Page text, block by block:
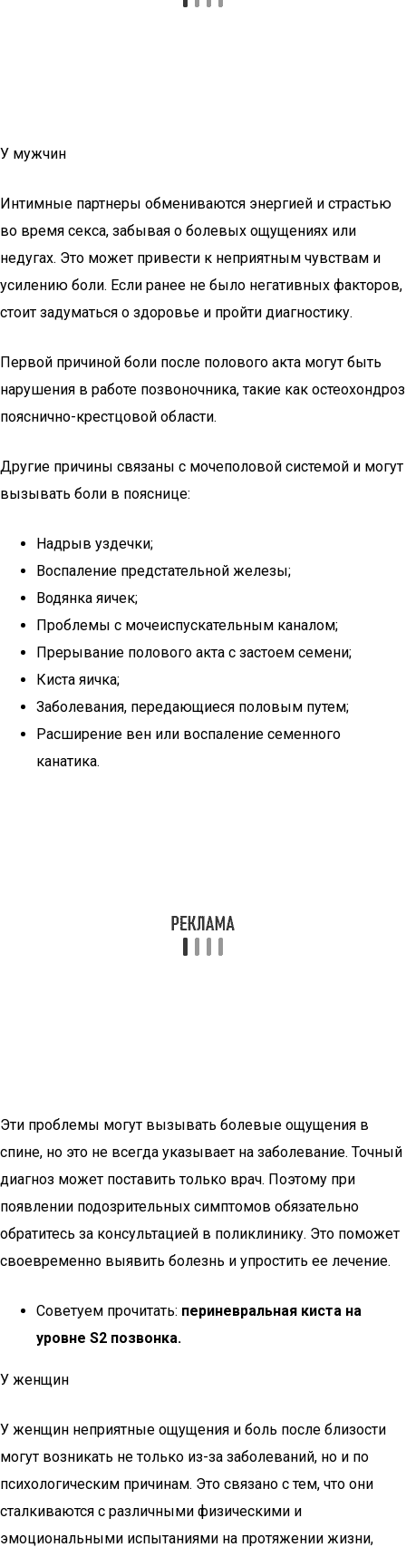
У мужчин
Интимные партнеры обмениваются энергией и страстью
во время секса, забывая о болевых ощущениях или
недугах. Это может привести к неприятным чувствам и
усилению боли. Если ранее не было негативных факторов,
стоит задуматься о здоровье и пройти диагностику.
Первой причиной боли после полового акта могут быть
нарушения в работе позвоночника, такие как остеохондроз
пояснично-крестцовой области.
Другие причины связаны с мочеполовой системой и могут
вызывать боли в пояснице:
Надрыв уздечки;
Воспаление предстательной железы;
Водянка яичек;
Проблемы с мочеиспускательным каналом;
Прерывание полового акта с застоем семени;
Киста яичка;
Заболевания, передающиеся половым путем;
Расширение вен или воспаление семенного
канатика.
Эти проблемы могут вызывать болевые ощущения в
спине, но это не всегда указывает на заболевание. Точный
диагноз может поставить только врач. Поэтому при
появлении подозрительных симптомов обязательно
обратитесь за консультацией в поликлинику. Это поможет
своевременно выявить болезнь и упростить ее лечение.
Советуем прочитать: периневральная киста на
уровне S2 позвонка.
У женщин
У женщин неприятные ощущения и боль после близости
могут возникать не только из-за заболеваний, но и по
психологическим причинам. Это связано с тем, что они
сталкиваются с различными физическими и
эмоциональными испытаниями на протяжении жизни,